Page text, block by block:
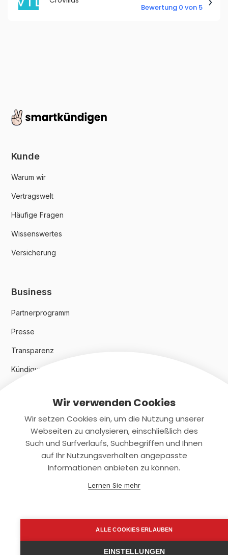
Bewertung 0 von 5
Kunde
Warum wir
Vertragswelt
Häufige Fragen
Wissenswertes
Versicherung
Business
Partnerprogramm
Presse
Transparenz
Kündigungsindex 2024
Rechtliches
Datenschutz
support@smartkuendigen.de
Wir verwenden Cookies
Wir setzen Cookies ein, um die Nutzung unserer
Webseiten zu analysieren, einschließlich des
Such und Surfverlaufs, Suchbegriffen und Ihnen
auf Ihr Nutzungsverhalten angepasste
Informationen anbieten zu können.
Lernen Sie mehr
ALLE COOKIES ERLAUBEN
EINSTELLUNGEN